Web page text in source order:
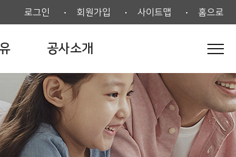
로그인 회원가입 사이트맵 홈으로
공사소개